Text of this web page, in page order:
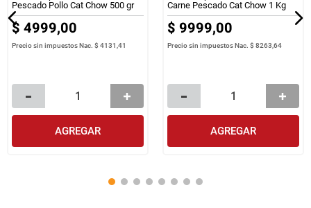
Pescado Pollo Cat Chow 500 gr
$ 4999,00
Precio sin impuestos Nac. $ 4131,41
AGREGAR
Carne Pescado Cat Chow 1 Kg
$ 9999,00
Precio sin impuestos Nac. $ 8263,64
AGREGAR